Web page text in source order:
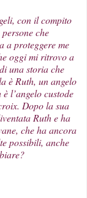
con il compito
che
a proteggere me
oggi mi ritrovo a
una storia che
è Ruth, un angelo
l’angelo custode
Dopo la sua
Ruth e ha
che ha ancora
possibili, anche